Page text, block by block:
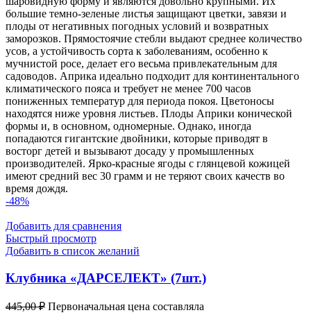
большие темно-зеленые листья защищают цветки, завязи и
плоды от негативных погодных условий и возвратных
заморозков. Прямостоячие стебли выдают среднее количество
усов, а устойчивость сорта к заболеваниям, особенно к
мучнистой росе, делает его весьма привлекательным для
садоводов. Априка идеально подходит для континентального
климатического пояса и требует не менее 700 часов
пониженных температур для периода покоя. Цветоносы
находятся ниже уровня листьев. Плоды Априки конической
формы и, в основном, одномерные. Однако, иногда
попадаются гигантские двойники, которые приводят в
восторг детей и вызывают досаду у промышленных
производителей. Ярко-красные ягоды с глянцевой кожицей
имеют средний вес 30 грамм и не теряют своих качеств во
время дождя.
-48%
Добавить для сравнения
Быстрый просмотр
Добавить в список желаний
Клубника «ДАРСЕЛЕКТ» (7шт.)
445,00₽ Первоначальная цена составляла